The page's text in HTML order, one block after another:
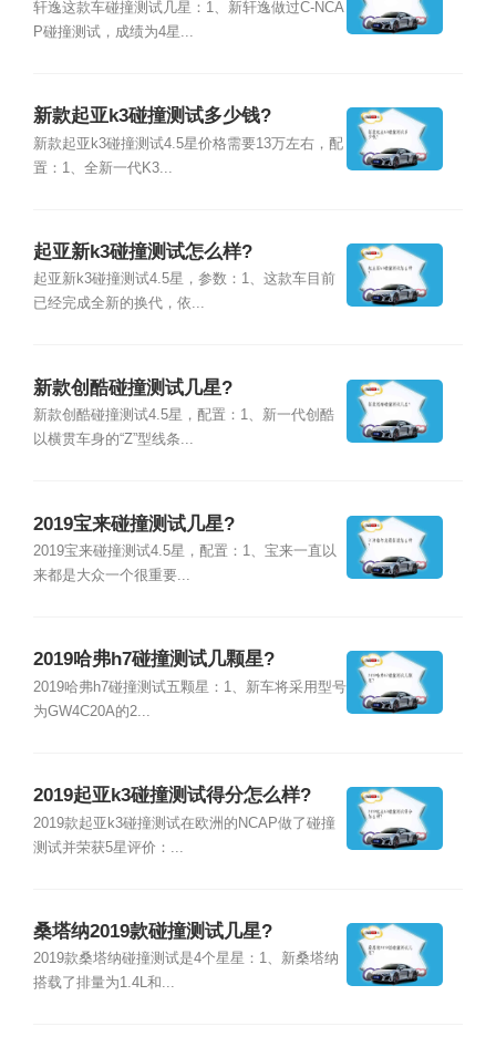
轩逸这款车碰撞测试几星：1、新轩逸做过C-NCA
P碰撞测试，成绩为4星...
新款起亚k3碰撞测试多少钱?
新款起亚k3碰撞测试4.5星价格需要13万左右，配
置：1、全新一代K3...
起亚新k3碰撞测试怎么样?
起亚新k3碰撞测试4.5星，参数：1、这款车目前
已经完成全新的换代，依...
新款创酷碰撞测试几星?
新款创酷碰撞测试4.5星，配置：1、新一代创酷
以横贯车身的“Z”型线条...
2019宝来碰撞测试几星?
2019宝来碰撞测试4.5星，配置：1、宝来一直以
来都是大众一个很重要...
2019哈弗h7碰撞测试几颗星?
2019哈弗h7碰撞测试五颗星：1、新车将采用型号
为GW4C20A的2...
2019起亚k3碰撞测试得分怎么样?
2019款起亚k3碰撞测试在欧洲的NCAP做了碰撞
测试并荣获5星评价：...
桑塔纳2019款碰撞测试几星?
2019款桑塔纳碰撞测试是4个星星：1、新桑塔纳
搭载了排量为1.4L和...